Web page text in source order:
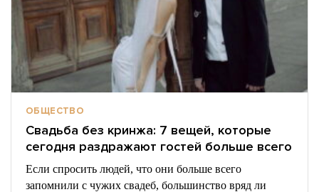
ОБЩЕСТВО
Свадьба без кринжа: 7 вещей, которые
сегодня раздражают гостей больше всего
Если спросить людей, что они больше всего
запомнили с чужих свадеб, большинство вряд ли